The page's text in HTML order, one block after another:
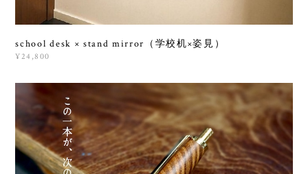
school desk × stand mirror（学校机×姿見）
¥24,800